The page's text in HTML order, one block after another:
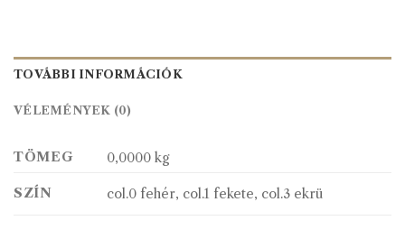
TOVÁBBI INFORMÁCIÓK
VÉLEMÉNYEK (0)
TÖMEG 0,0000 kg
SZÍN col.0 fehér, col.1 fekete, col.3 ekrü